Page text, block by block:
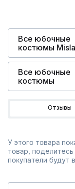
Все юбочные
костюмы
Все юбочные
костюмы
Отзывы
У этого товара
товар,
покупатели будут